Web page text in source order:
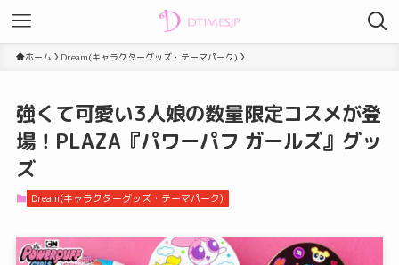
ホーム Dream(キャラクターグッズ・テーマパーク)
強くて可愛い3人娘の数量限定コスメが登
場！PLAZA『パワーパフ ガールズ』グッ
ズ
Dream(キャラクターグッズ・テーマパーク)